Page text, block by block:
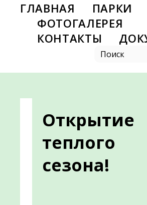
ГЛАВНАЯ ПАРКИ
ФОТОГАЛЕРЕЯ
КОНТАКТЫ
Открытие
теплого
сезона!